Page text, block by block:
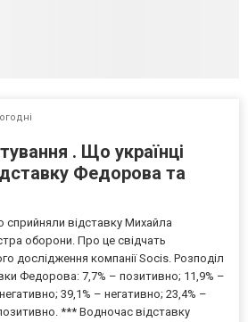
. Що українці
Федорова та
сприйняли відставку Михайла
оборони. Про це свідчать
дослідження компанії Socis. Розподіл
Федорова: 7,7% – позитивно; 11,9% –
39,1% – негативно; 23,4% –
*** Водночас відставку